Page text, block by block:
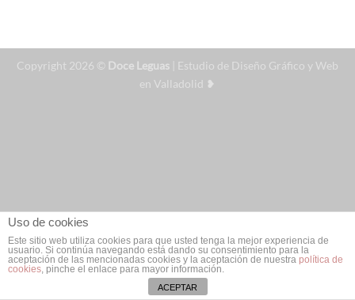
Copyright 2026 © Doce Leguas | Estudio de Diseño Gráfico y Web
en Valladolid ❥
Uso de cookies
Este sitio web utiliza cookies para que usted tenga la mejor experiencia de
usuario. Si continúa navegando está dando su consentimiento para la
aceptación de las mencionadas cookies y la aceptación de nuestra política de
cookies, pinche el enlace para mayor información.
ACEPTAR